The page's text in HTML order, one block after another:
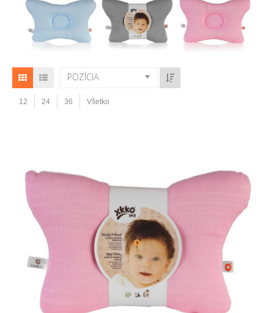
POZÍCIA
12 24 36 Všetko